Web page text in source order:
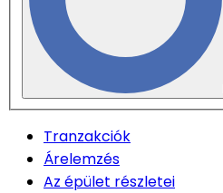
Tranzakciók
Árelemzés
Az épület részletei